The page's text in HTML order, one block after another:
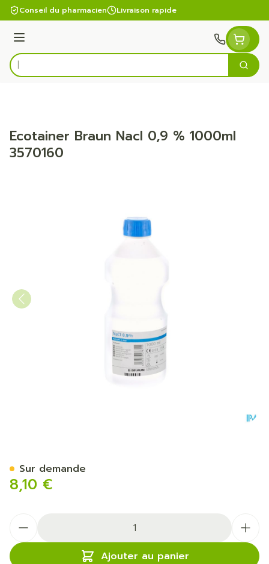
Aller au contenu
Conseil du pharmacien Livraison rapide
Menu
Rechercher
Ecotainer Braun Nacl 0,9 % 1000ml
3570160
8,10 €
Ajouter au panier
Sur demande